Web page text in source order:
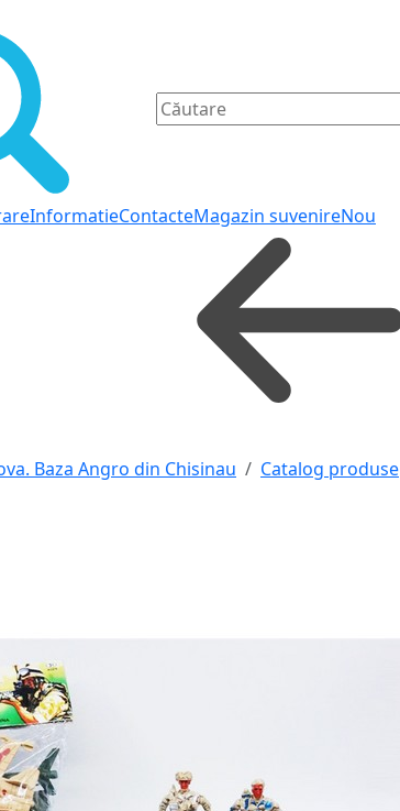
InformatieContacteMagazin suvenireNou
Baza Angro din Chisinau Catalog produse